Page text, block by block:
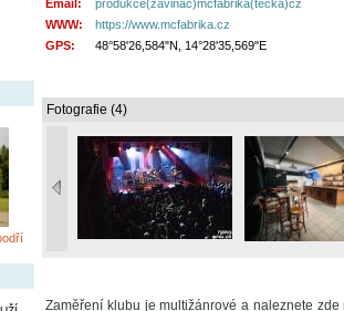
Email:
produkce(zavináč)mcfabrika(tečka)cz
WWW:
https://www.mcfabrika.cz
GPS:
48°58'26,584"N, 14°28'35,569"E
Fotografie (4)
Zaměření klubu je multižánrové a naleznete